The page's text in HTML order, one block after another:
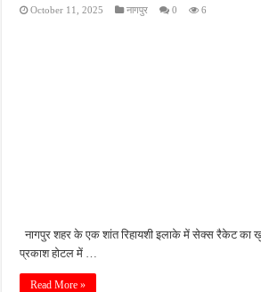
October 11, 2025 नागपुर 0 6
नागपुर शहर के एक शांत रिहायशी इलाके में सेक्स रैकेट का
प्रकाश होटल में …
Read More »